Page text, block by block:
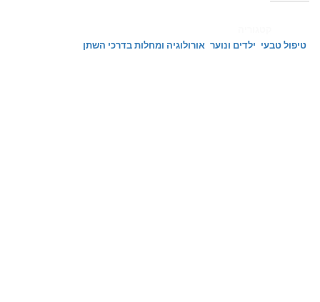
טיפול טבעי ילדים ונוער אורולוגיה ומחלות בדרכי השתן